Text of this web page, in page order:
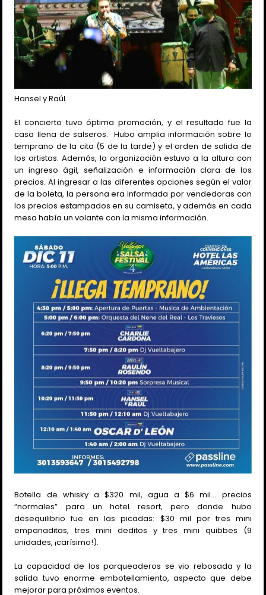
Hansel y Raúl
El concierto tuvo óptima promoción, y el resultado fue la
casa llena de salseros. Hubo amplia información sobre lo
temprano de la cita (5 de la tarde) y el orden de salida de
los artistas. Además, la organización estuvo a la altura con
un ingreso ágil, señalización e información clara de los
precios. Al ingresar a las diferentes opciones según el valor
de la boleta, la persona era informada por vendedoras con
los precios estampados en su camiseta, y además en cada
mesa había un volante con la misma información.
Botella de whisky a $320 mil, agua a $6 mil… precios
“normales” para un hotel resort, pero donde hubo
desequilibrio fue en las picadas: $30 mil por tres mini
empanaditas, tres mini deditos y tres mini quibbes (9
unidades, ¡carísimo!).
La capacidad de los parqueaderos se vio rebosada y la
salida tuvo enorme embotellamiento, aspecto que debe
mejorar para próximos eventos.